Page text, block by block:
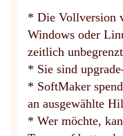
* Die Vollversion
Windows oder
zeitlich
* Sie sind
* SoftMaker
an ausgewählte
* Wer möchte,